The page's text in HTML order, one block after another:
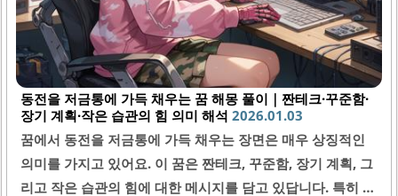
동전을 저금통에 가득 채우는 꿈 해몽 풀이｜짠테크·꾸준함·
장기 계획·작은 습관의 힘 의미 해석 2026.01.03
꿈에서 동전을 저금통에 가득 채우는 장면은 매우 상징적인
의미를 가지고 있어요. 이 꿈은 짠테크, 꾸준함, 장기 계획, 그
리고 작은 습관의 힘에 대한 메시지를 담고 있답니다. 특히 요